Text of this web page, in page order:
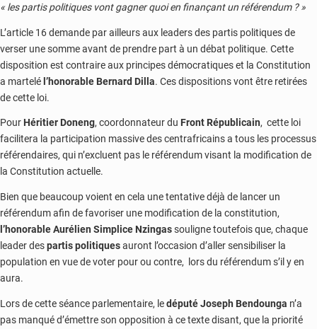
« les partis politiques vont gagner quoi en finançant un référendum ? »
L’article 16 demande par ailleurs aux leaders des partis politiques de
verser une somme avant de prendre part à un débat politique. Cette
disposition est contraire aux principes démocratiques et la Constitution
a martelé l’honorable Bernard Dilla. Ces dispositions vont être retirées
de cette loi.
Pour Héritier Doneng, coordonnateur du Front Républicain, cette loi
facilitera la participation massive des centrafricains a tous les processus
référendaires, qui n’excluent pas le référendum visant la modification de
la Constitution actuelle.
Bien que beaucoup voient en cela une tentative déjà de lancer un
référendum afin de favoriser une modification de la constitution,
l’honorable Aurélien Simplice Nzingassouligne toutefois que, chaque
leader despartis politiquesauront l’occasion d’aller sensibiliser la
population en vue de voter pour ou contre, lors du référendum s’il y en
aura.
Lors de cette séance parlementaire, ledéputé Joseph Bendounga n’a
pas manqué d’émettre son opposition à ce texte disant, que la priorité